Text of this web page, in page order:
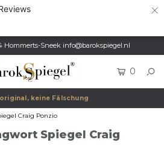
×
Hommerts-Sneek info@barokspiegel.nl
0
original, keine Fälschung
Craig Ponzio
Spiegel Craig